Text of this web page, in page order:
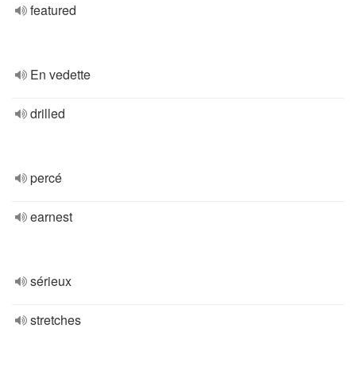
featured
En vedette
drilled
percé
earnest
sérieux
stretches